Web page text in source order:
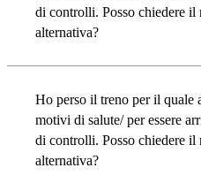
di controlli. Posso chiedere il
alternativa?
Ho perso il treno per il quale
motivi di salute/ per essere
di controlli. Posso chiedere il
alternativa?